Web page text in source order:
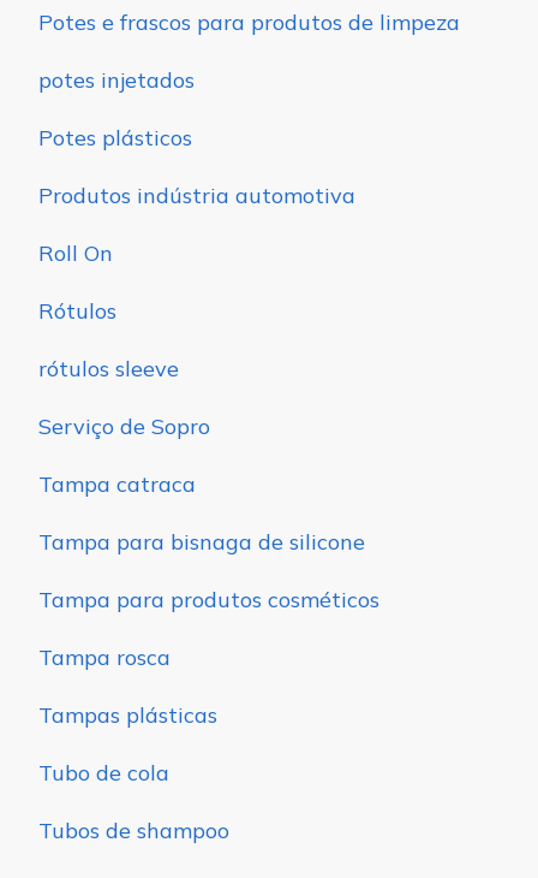
Potes e frascos para produtos de limpeza
potes injetados
Potes plásticos
Produtos indústria automotiva
Roll On
Rótulos
rótulos sleeve
Serviço de Sopro
Tampa catraca
Tampa para bisnaga de silicone
Tampa para produtos cosméticos
Tampa rosca
Tampas plásticas
Tubo de cola
Tubos de shampoo